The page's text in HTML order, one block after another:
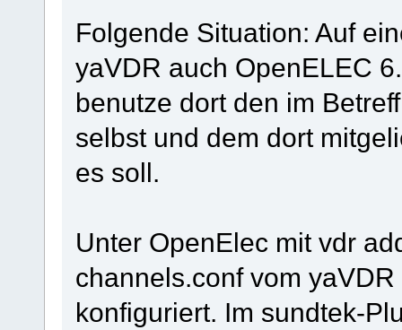
Folgende Situation: Auf
yaVDR auch OpenELEC
benutze dort den im
selbst und dem dort
es soll.
Unter OpenElec mit vdr
channels.conf vom
konfiguriert. Im sundtek-